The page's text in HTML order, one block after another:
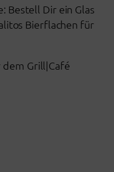
Bestell Dir ein Glas
Bierflachen für
Grill|Café